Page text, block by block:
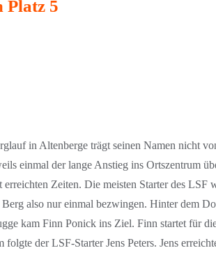
Platz 5
in Altenberge trägt seinen Namen nicht
einmal der lange Anstieg ins Ortszentrum
erreichten Zeiten. Die meisten Starter des LSF
also nur einmal bezwingen. Hinter dem
kam Finn Ponick ins Ziel. Finn startet für
der LSF-Starter Jens Peters. Jens